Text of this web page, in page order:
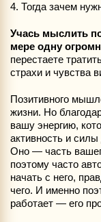
4. Тогда зачем
Учась мыслить
мере одну
перестаете
страхи и чувства
Позитивного
жизни. Но
вашу энергию,
активность и
Оно — часть
поэтому часто
начать с него,
чего. И именно
работает — его